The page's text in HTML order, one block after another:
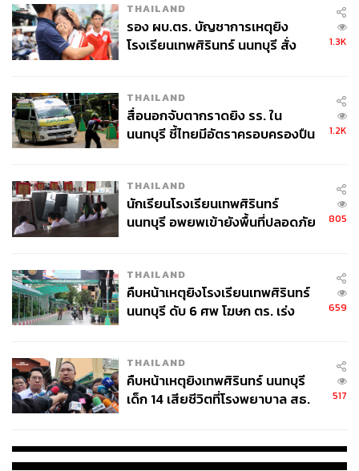
THAILAND
รอง ผบ.ตร. บัญชาการเหตุยิง
โรงเรียนเทพศิรินทร์ นนทบุรี สั่ง
1.3K
THAILAND
สื่อนอกจับตากราดยิง รร. ใน
นนทบุรี ชี้ไทยมีอัตราครอบครองปืน
1.2K
THAILAND
นักเรียนโรงเรียนเทพศิรินทร์
นนทบุรี อพยพเข้ายังพื้นที่ปลอดภัย
805
THAILAND
คืบหน้าเหตุยิงโรงเรียนเทพศิรินทร์
นนทบุรี ดับ 6 ศพ โฆษก ตร. เร่ง
659
THAILAND
คืบหน้าเหตุยิงเทพศิรินทร์ นนทบุรี
เด็ก 14 เสียชีวิตที่โรงพยาบาล สธ.
517